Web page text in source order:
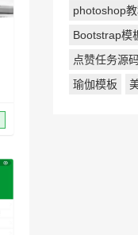
photoshop
Bootstrap模
点赞任务源码
瑜伽模板